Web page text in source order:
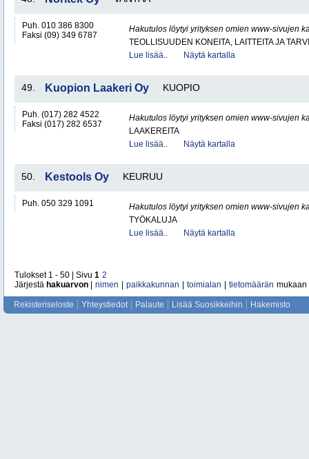
Puh. 010 386 8300
Faksi (09) 349 6787
Hakutulos löytyi yrityksen omien www-sivujen
TEOLLISUUDEN KONEITA, LAITTEITA JA
Lue lisää..
Näytä kartalla
49. Kuopion Laakeri Oy KUOPIO
Puh. (017) 282 4522
Faksi (017) 282 6537
Hakutulos löytyi yrityksen omien www-sivujen
LAAKEREITA
Lue lisää..
Näytä kartalla
50. Kestools Oy KEURUU
Puh. 050 329 1091
Hakutulos löytyi yrityksen omien www-sivujen
TYÖKALUJA
Lue lisää..
Näytä kartalla
Tulokset 1 - 50 | Sivu 1 2
Järjestä hakuarvon nimen paikkakunnan toimialan tietomäärän mukaan
Rekisteriseloste Yhteystiedot Palaute Lisää Suosikkeihin Hakemisto